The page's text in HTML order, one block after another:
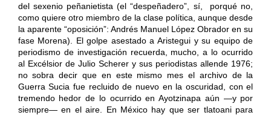
del sexenio peñanietista (el “despeñadero”, sí, porqué no,
como quiere otro miembro de la clase política, aunque desde
la aparente “oposición”: Andrés Manuel López Obrador en su
fase Morena). El golpe asestado a Aristegui y su equipo de
periodismo de investigación recuerda, mucho, a lo ocurrido
al Excélsior de Julio Scherer y sus periodistas allende 1976;
no sobra decir que en este mismo mes el archivo de la
Guerra Sucia fue recluido de nuevo en la oscuridad, con el
tremendo hedor de lo ocurrido en Ayotzinapa aún —y por
siempre— en el aire. En México hay que ser tlatoani para